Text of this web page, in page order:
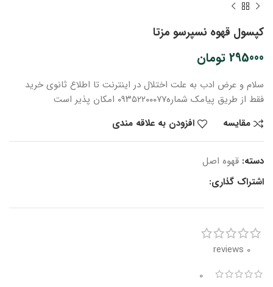
کپسول قهوه نسپرسو مزتا
295000 تومان
سلام و عرض ادب به علت اختلال در اینترنت تا اطلاع ثانوی خرید
فقط از طریق پیامک شماره۰۹۳۵۲۲۰۰۰۷۷ امکان پذیر است
مقایسه
افزودن به علاقه مندی
دسته: قهوه اصل
اشتراک گذاری:
0 reviews
0